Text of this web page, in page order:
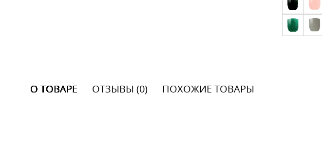
О ТОВАРЕ ОТЗЫВЫ (0) ПОХОЖИЕ ТОВАРЫ